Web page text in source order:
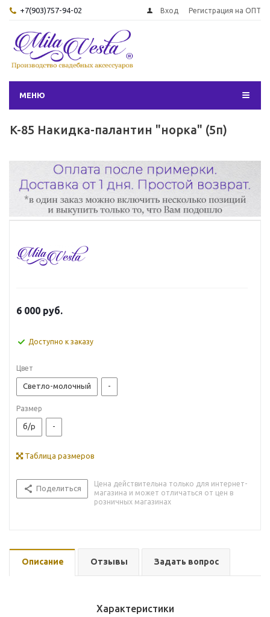
+7(903)757-94-02 Вход Регистрация на ОПТ
МЕНЮ
K-85 Накидка-палантин "норка" (5п)
6 000 руб.
Доступно к заказу
Цвет
Светло-молочный -
Размер
б/р -
Таблица размеров
Поделиться
Цена действительна только для интернет-
магазина и может отличаться от цен в
розничных магазинах
Описание Отзывы Задать вопрос
Характеристики